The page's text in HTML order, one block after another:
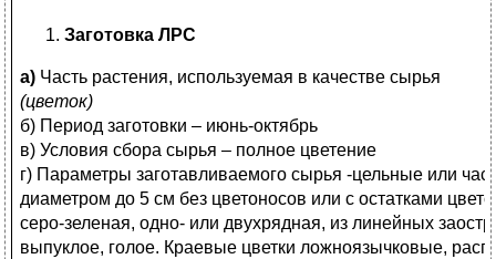
Заготовка ЛРС
а) Часть растения, используемая в качестве сырья
(цветок)
б) Период заготовки – июнь-октябрь
в) Условия сбора сырья – полное цветение
г) Параметры заготавливаемого сырья -цельные или
диаметром до 5 см без цветоносов или с остатками
серо-зеленая, одно- или двухрядная, из линейных
выпуклое, голое. Краевые цветки ложноязычковые,